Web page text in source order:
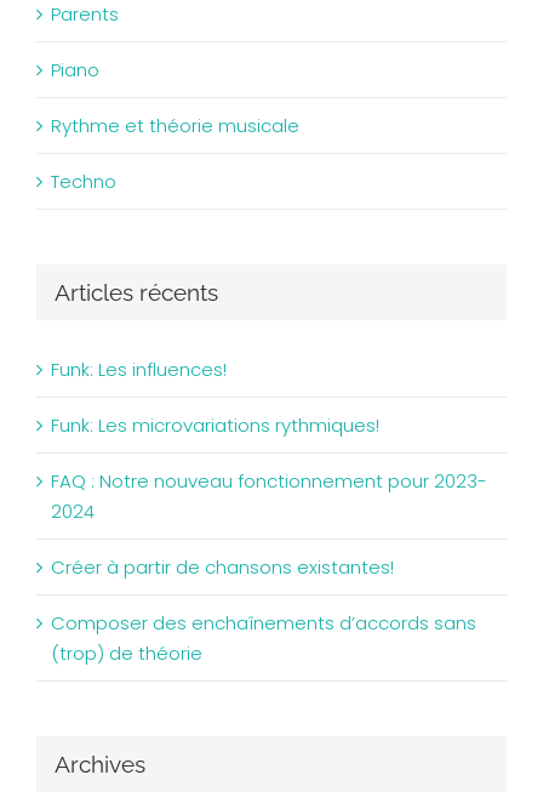
Parents
Piano
Rythme et théorie musicale
Techno
Articles récents
Funk: Les influences!
Funk: Les microvariations rythmiques!
FAQ : Notre nouveau fonctionnement pour 2023-
2024
Créer à partir de chansons existantes!
Composer des enchaînements d’accords sans
(trop) de théorie
Archives